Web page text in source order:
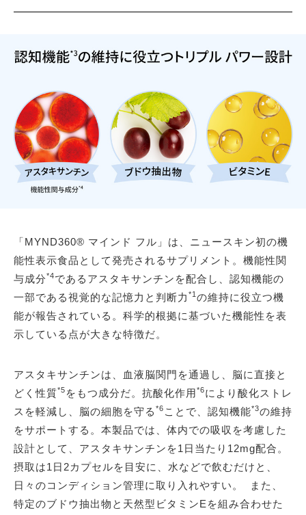
「MYND360® マインド フル」は、ニュースキン初の機
能性表示食品として発売されるサプリメント。機能性関
与成分*4であるアスタキサンチンを配合し、認知機能の
一部である視覚的な記憶力と判断力 *1 の維持に役立つ機
能が報告されている。科学的根拠に基づいた機能性を表
示している点が大きな特徴だ。
アスタキサンチンは、血液脳関門を通過し、脳に直接と
どく性質*5 をもつ成分だ。抗酸化作用*6により酸化ストレ
スを軽減し、脳の細胞を守る *6 ことで、認知機能*3の維持
をサポートする。本製品では、体内での吸収を考慮した
設計として、アスタキサンチンを1日当たり12mg配合。
摂取は1日2カプセルを目安に、水などで飲むだけと、
日々のコンディション管理に取り入れやすい。 また、
特定のブドウ抽出物と天然型ビタミンEを組み合わせた